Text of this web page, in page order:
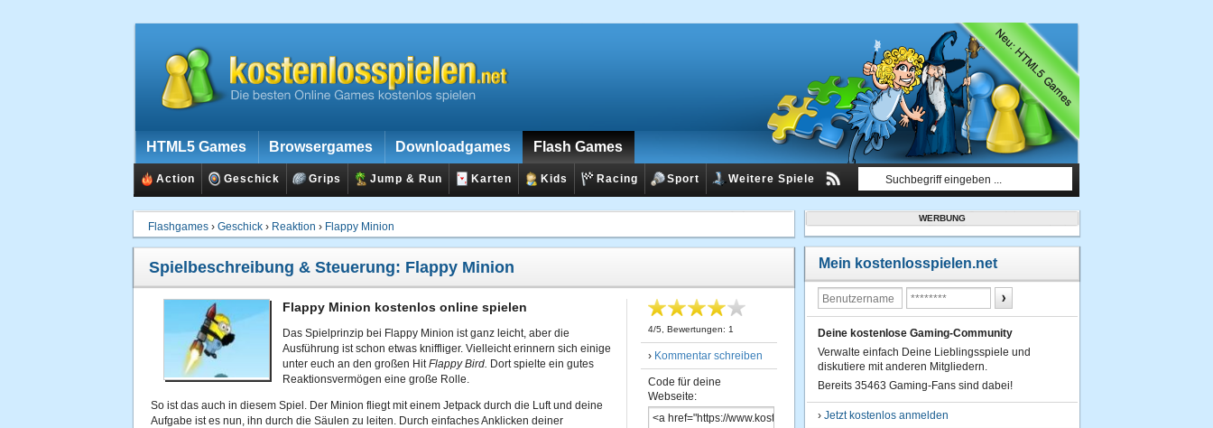
HTML5 Games Browsergames Downloadgames Flash Games
Action Geschick Grips Jump & Run Karten Kids Racing Sport Weitere Spiele
Flashgames › Geschick › Reaktion › Flappy Minion
Spielbeschreibung & Steuerung: Flappy Minion
Flappy Minion kostenlos online spielen
Das Spielprinzip bei Flappy Minion ist ganz leicht, aber die
Ausführung ist schon etwas kniffliger. Vielleicht erinnern sich einige
unter euch an den großen HitFlappy Bird. Dort spielte ein gutes
Reaktionsvermögen eine große Rolle.
So ist das auch in diesem Spiel. Der Minion fliegt mit einem Jetpack durch die Luft und deine
Aufgabe ist es nun, ihn durch die Säulen zu leiten. Durch einfaches Anklicken deiner
4/5 , Bewertungen: 1
› Kommentar schreiben
Code für deine
Webseite:
WERBUNG
Mein kostenlosspielen.net
Deine kostenlose Gaming-Community
Verwalte einfach Deine Lieblingsspiele und
diskutiere mit anderen Mitgliedern.
Bereits 35463 Gaming-Fans sind dabei!
› Jetzt kostenlos anmelden